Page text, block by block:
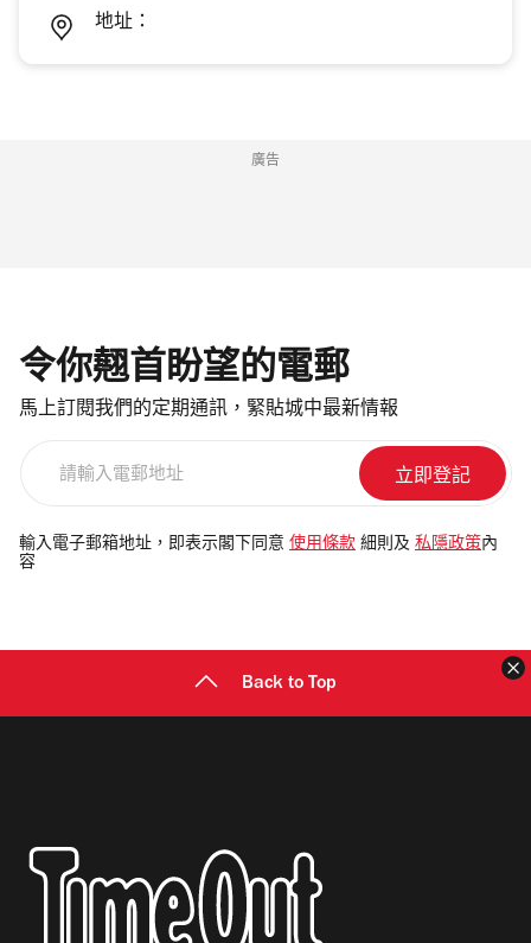
地址：
廣告
令你翹首盼望的電郵
馬上訂閱我們的定期通訊，緊貼城中最新情報
電
郵
輸入電子郵箱地址，即表示閣下同意 使用條款 細則及 私隱政策 內
容
Back to Top